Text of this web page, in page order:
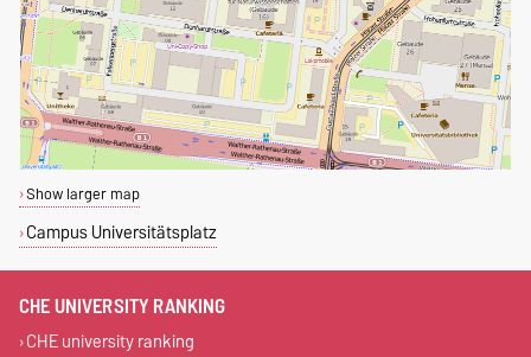
Show larger map
Campus Universitätsplatz
CHE UNIVERSITY RANKING
CHE university ranking